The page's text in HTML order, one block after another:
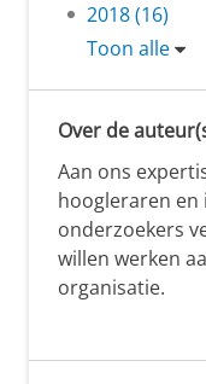
2018 (16)
Toon alle
Over de
Aan ons
hoogleraren
onderzoekers
willen werken
organisatie.